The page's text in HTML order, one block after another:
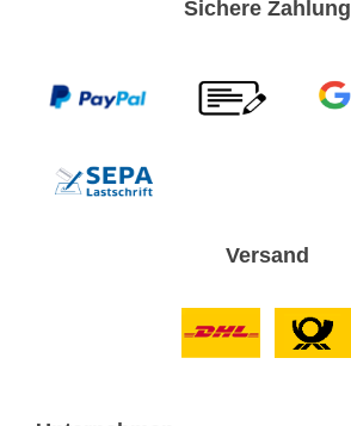
Sichere Zahlung
Versand